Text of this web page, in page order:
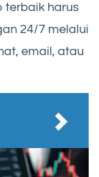
terbaik harus
24/7 melalui
email, atau